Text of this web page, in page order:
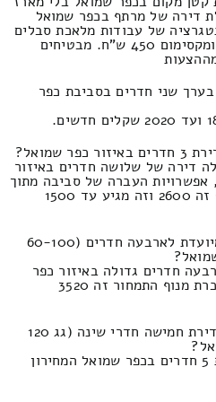
דירה של מרתף בכפר שמואל
של עבודות מלאכת סבלים
בכפר שמואל המחיר זהו 1190 ומקסימום 450 ש"ח. מבטיחים
שני חדרים בסביבת כפר
דירה של שלושה חדרים באיזור
אפשרויות העברה של סביבה מתוך
בית של נשואים טריים התעריף זה 2600 וזה מגיע עד 1500
מהי עלות העברה של דירה שמיועדת לארבעה חדרים (60-100
חדרים גדולה באיזור כפר
שמואל ללא אריזה ופירוק והשכרת מנוף התמחור זה 3520
כמה תשלמו על העברת פריטי דירת חמישה חדרי שינה (גג 120
עלות שינוע של חדר ענקית בת 5 חדרים בכפר שמואל המחירון